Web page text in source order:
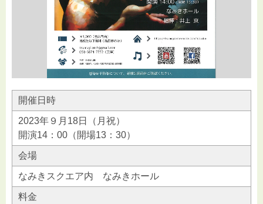
開催日時
2023年９月18日（月祝）
開演14：00（開場13：30）
会場
なみきスクエア内 なみきホール
料金